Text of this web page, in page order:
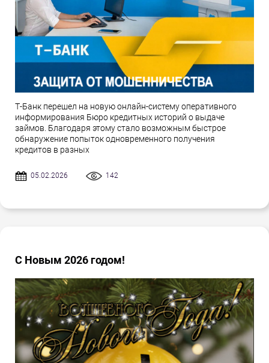
Т-Банк перешел на новую онлайн-систему оперативного
информирования Бюро кредитных историй о выдаче
займов. Благодаря этому стало возможным быстрое
обнаружение попыток одновременного получения
кредитов в разных
05.02.2026 142
С Новым 2026 годом!